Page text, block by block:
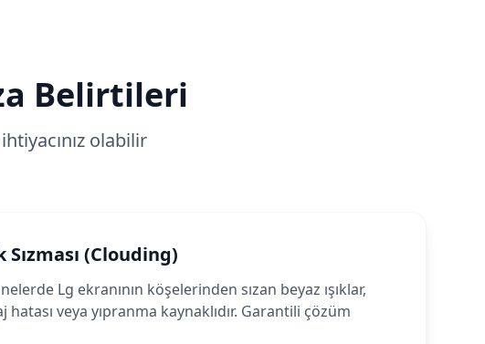
Belirtileri
olabilir
Sızması (Clouding)
Lg ekranının köşelerinden sızan beyaz ışıklar,
hatası veya yıpranma kaynaklıdır. Garantili çözüm